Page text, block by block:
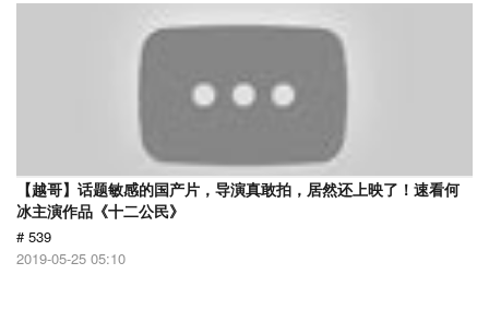
【越哥】话题敏感的国产片，导演真敢拍，居然还上映了！速看何
冰主演作品《十二公民》
# 539
2019-05-25 05:10